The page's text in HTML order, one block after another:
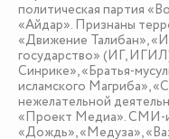
политическая партия
«Айдар». Признаны
«Движение Талибан»,
государство» (ИГ,
Синрике», «Братья-
исламского Магриба»,
нежелательной
«Проект Медиа». СМИ-
«Дождь», «Медуза»,